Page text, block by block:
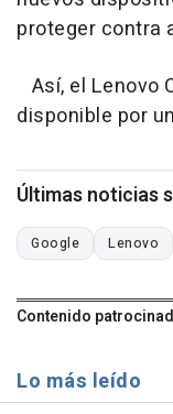
proteger contra
Así, el Lenovo
disponible por
Últimas noticias
Google Lenovo
Contenido
Lo más leído